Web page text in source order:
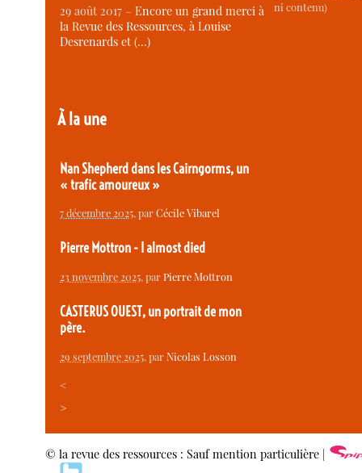
29 août 2017 –Encore un grand merci à
la Revue des Ressources, à Louise
Desrenards et (…)
À la une
Nan Shepherd dans les Cairngorms, un
« trafic amoureux »
7 décembre 2025, parCécile Vibarel
Pierre Mottron - I almost died
23 novembre 2025, parPierre Mottron
CASTERUS OUEST, un portrait de mon
père.
29 septembre 2025, parNicolas Losson
<
>
ni contenu)
© la revue des ressources : Sauf mention particulière |